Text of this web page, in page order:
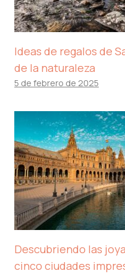
Ideas de regalos de
de la naturaleza
5 de febrero de 2025
Descubriendo las
cinco ciudades